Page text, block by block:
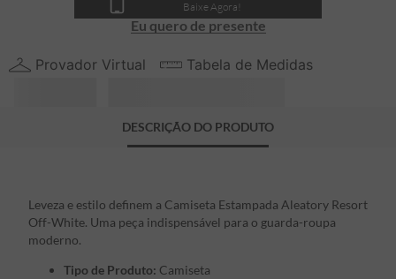
Baixe Agora!
Eu quero de presente
Provador Virtual Tabela de Medidas
DESCRIÇÃO DO PRODUTO
Leveza e estilo definem a Camiseta Estampada Aleatory Resort
Off-White. Uma peça indispensável para o guarda-roupa
moderno.
Tipo de Produto: Camiseta